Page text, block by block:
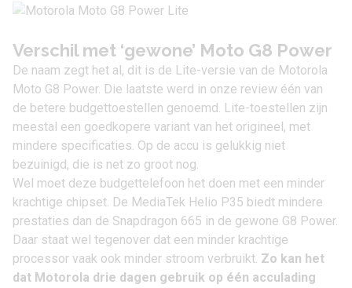
Verschil met ‘gewone’ Moto G8 Power
De naam zegt het al, dit is de Lite-versie van de Motorola
Moto G8 Power. Die laatste werd in onze review één van
de betere budgettoestellen genoemd. Lite-toestellen zijn
meestal een goedkopere variant van het origineel, met
mindere specificaties. Op de accu is gelukkig niet
bezuinigd, die is net zo groot nog.
Wel moet deze budgettelefoon het doen met een minder
krachtige chipset. De MediaTek Helio P35 biedt mindere
prestaties dan de Snapdragon 665 in de gewone G8 Power.
Daar staat wel tegenover dat een minder krachtige
processor vaak ook minder stroom verbruikt. Zo kan het
dat Motorola drie dagen gebruik op één acculading